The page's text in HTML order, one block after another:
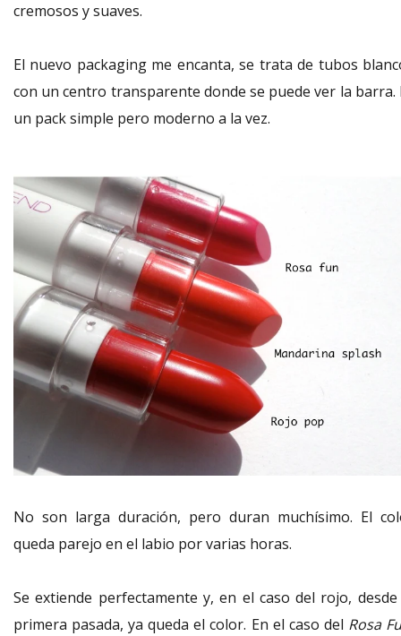
cremosos y suaves.
El nuevo packaging me encanta, se trata de tubos
con un centro transparente donde se puede ver la barra.
un pack simple pero moderno a la vez.
No son larga duración, pero duran muchísimo. El
queda parejo en el labio por varias horas.
Se extiende perfectamente y, en el caso del rojo,
primera pasada, ya queda el color. En el caso del Rosa